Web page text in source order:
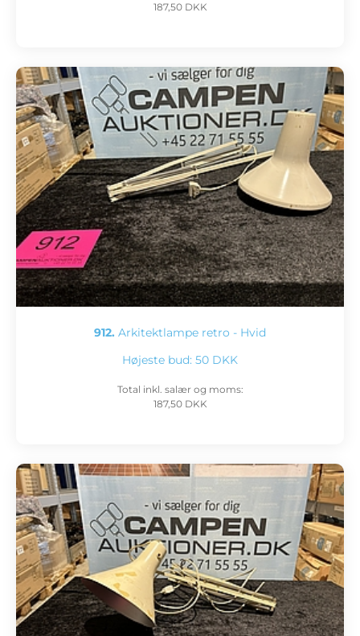
187,50 DKK
912. Arkitektlampe retro - Hvid
Højeste bud: 50 DKK
Total inkl. salær og moms:
187,50 DKK